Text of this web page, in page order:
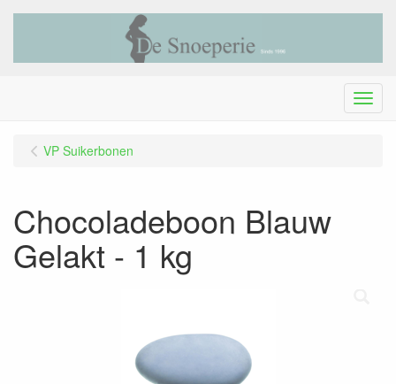
Menu
VP Suikerbonen
Chocoladeboon Blauw
Gelakt - 1 kg